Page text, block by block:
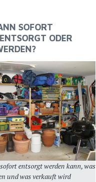
SOFORT
ODER
entsorgt werden kann, was
und was verkauft wird